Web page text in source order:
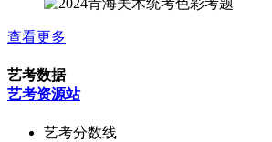
查看更多
艺考数据
艺考资源站
艺考分数线